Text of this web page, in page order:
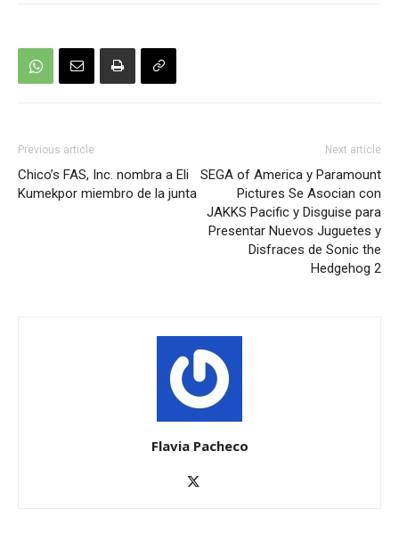
Previous article
Chico’s FAS, Inc. nombra a Eli
Kumekpor miembro de la junta
Next article
SEGA of America y Paramount
Pictures Se Asocian con
JAKKS Pacific y Disguise para
Presentar Nuevos Juguetes y
Disfraces de Sonic the
Hedgehog 2
Flavia Pacheco